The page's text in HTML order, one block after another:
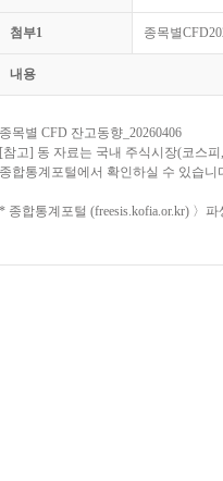
첨부1 종목별
내용
종목별 CFD 잔고동향_20260406
[참고] 동 자료는 국내 주식시장(코스
종합통계포털에서 확인하실 수 있습니
* 종합통계포털 (freesis.kofia.or.kr) 〉